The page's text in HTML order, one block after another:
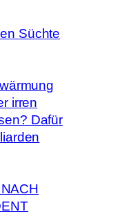
Süchte
irren
Dafür